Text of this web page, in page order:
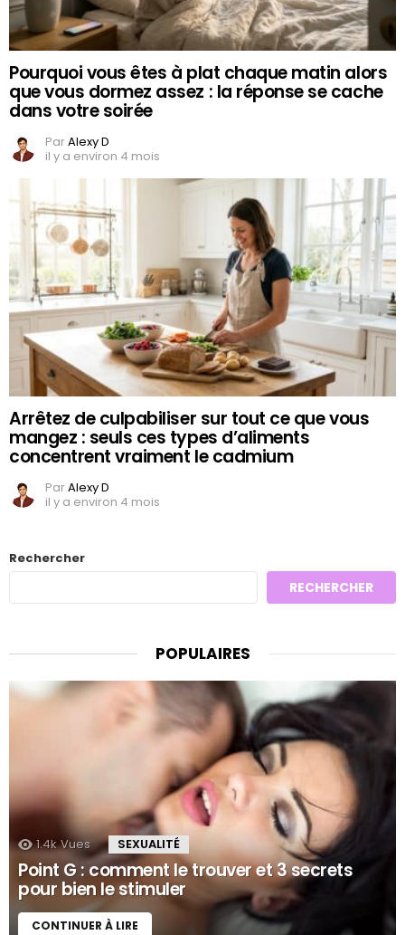
Pourquoi vous êtes à plat chaque matin alors
que vous dormez assez : la réponse se cache
dans votre soirée
ParAlexy D
il y a environ 4 mois
Arrêtez de culpabiliser sur tout ce que vous
mangez : seuls ces types d’aliments
concentrent vraiment le cadmium
ParAlexy D
il y a environ 4 mois
Rechercher
RECHERCHER
POPULAIRES
1.4k Vues SEXUALITÉ
Point G : comment le trouver et 3 secrets
pour bien le stimuler
CONTINUER À LIRE